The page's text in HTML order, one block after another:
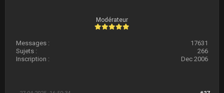
Modérateur
Messages :
17631
Sujets :
266
Inscription :
Dec 2006